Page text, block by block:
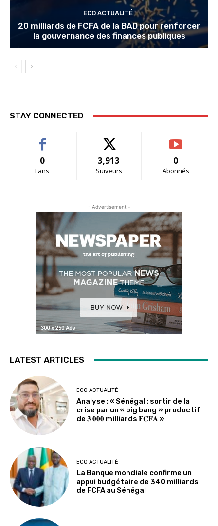
ECO ACTUALITÉ
20 milliards de FCFA de la BAD pour renforcer
la gouvernance des finances publiques
STAY CONNECTED
0
Fans
3,913
Suiveurs
0
Abonnés
- Advertisement -
LATEST ARTICLES
ECO ACTUALITÉ
Analyse : « Sénégal : sortir de la
crise par un « big bang » productif
de 𝟑 𝟎𝟎𝟎 milliards 𝐅𝐂𝐅𝐀 »
ECO ACTUALITÉ
La Banque mondiale confirme un
appui budgétaire de 340 milliards
de FCFA au Sénégal